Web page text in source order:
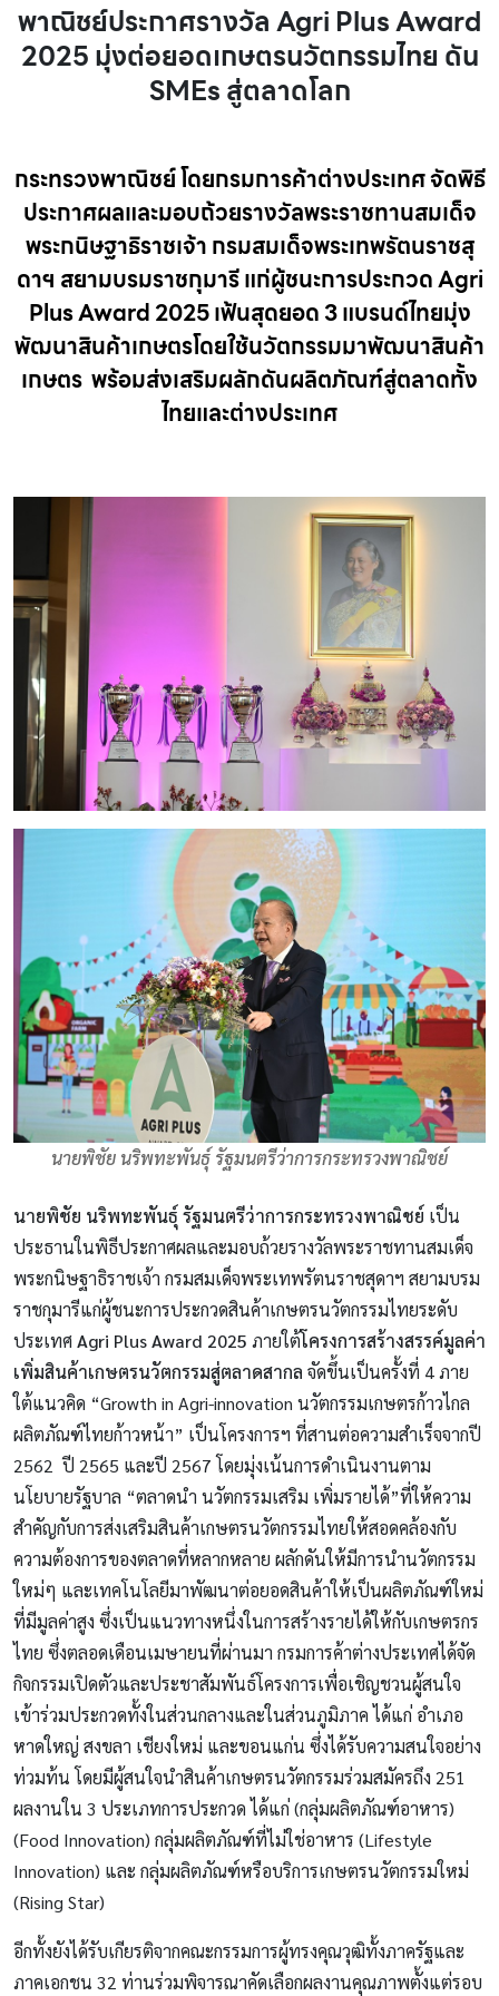
พาณิชย์ประกาศรางวัล Agri Plus Award
2025 มุ่งต่อยอดเกษตรนวัตกรรมไทย ดัน
SMEs สู่ตลาดโลก
กระทรวงพาณิชย์ โดยกรมการค้าต่างประเทศ จัดพิธี
ประกาศผลและมอบถ้วยรางวัลพระราชทานสมเด็จ
พระกนิษฐาธิราชเจ้า กรมสมเด็จพระเทพรัตนราชสุ
ดาฯ สยามบรมราชกุมารี แก่ผู้ชนะการประกวด Agri
Plus Award 2025 เฟ้นสุดยอด 3 แบรนด์ไทยมุ่ง
พัฒนาสินค้าเกษตรโดยใช้นวัตกรรมมาพัฒนาสินค้า
เกษตร พร้อมส่งเสริมผลักดันผลิตภัณฑ์สู่ตลาดทั้ง
ไทยและต่างประเทศ
นายพิชัย นริพทะพันธุ์ รัฐมนตรีว่าการกระทรวงพาณิชย์
นายพิชัย นริพทะพันธุ์ รัฐมนตรีว่าการกระทรวงพาณิชย์ เป็น
ประธานในพิธีประกาศผลและมอบถ้วยรางวัลพระราชทานสมเด็จ
พระกนิษฐาธิราชเจ้า กรมสมเด็จพระเทพรัตนราชสุดาฯ สยามบรม
ราชกุมารีแก่ผู้ชนะการประกวดสินค้าเกษตรนวัตกรรมไทยระดับ
ประเทศAgri Plus Award 2025 ภายใต้โครงการสร้างสรรค์มูลค่า
เพิ่มสินค้าเกษตรนวัตกรรมสู่ตลาดสากล จัดขึ้นเป็นครั้งที่ 4 ภาย
ใต้แนวคิด “Growth in Agri-innovation นวัตกรรมเกษตรก้าวไกล
ผลิตภัณฑ์ไทยก้าวหน้า” เป็นโครงการฯ ที่สานต่อความสำเร็จจากปี
2562 ปี 2565 และปี 2567 โดยมุ่งเน้นการดำเนินงานตาม
นโยบายรัฐบาล “ตลาดนำ นวัตกรรมเสริม เพิ่มรายได้”ที่ให้ความ
สำคัญกับการส่งเสริมสินค้าเกษตรนวัตกรรมไทยให้สอดคล้องกับ
ความต้องการของตลาดที่หลากหลาย ผลักดันให้มีการนำนวัตกรรม
ใหม่ๆ และเทคโนโลยีมาพัฒนาต่อยอดสินค้าให้เป็นผลิตภัณฑ์ใหม่
ที่มีมูลค่าสูง ซึ่งเป็นแนวทางหนึ่งในการสร้างรายได้ให้กับเกษตรกร
ไทย ซึ่งตลอดเดือนเมษายนที่ผ่านมา กรมการค้าต่างประเทศได้จัด
กิจกรรมเปิดตัวและประชาสัมพันธ์โครงการเพื่อเชิญชวนผู้สนใจ
เข้าร่วมประกวดทั้งในส่วนกลางและในส่วนภูมิภาค ได้แก่ อำเภอ
หาดใหญ่ สงขลา เชียงใหม่ และขอนแก่น ซึ่งได้รับความสนใจอย่าง
ท่วมท้น โดยมีผู้สนใจนำสินค้าเกษตรนวัตกรรมร่วมสมัครถึง 251
ผลงานใน 3 ประเภทการประกวด ได้แก่ (กลุ่มผลิตภัณฑ์อาหาร)
(Food Innovation) กลุ่มผลิตภัณฑ์ที่ไม่ใช่อาหาร (Lifestyle
Innovation) และ กลุ่มผลิตภัณฑ์หรือบริการเกษตรนวัตกรรมใหม่
(Rising Star)
อีกทั้งยังได้รับเกียรติจากคณะกรรมการผู้ทรงคุณวุฒิทั้งภาครัฐและ
ภาคเอกชน 32 ท่านร่วมพิจารณาคัดเลือกผลงานคุณภาพตั้งแต่รอบ